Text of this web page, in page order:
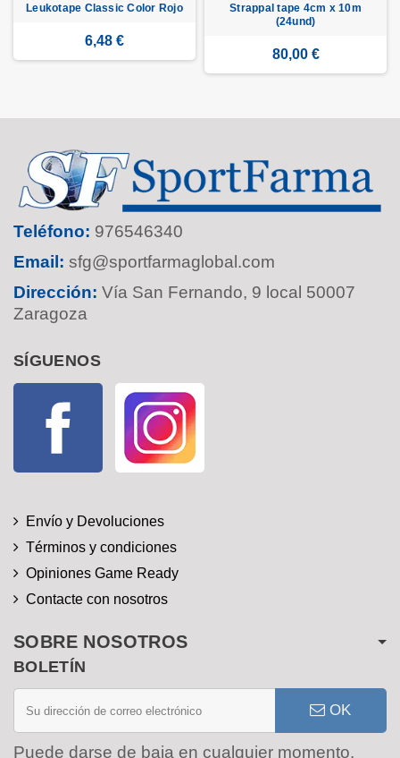
Leukotape Classic Color Rojo
6,48 €
Strappal tape 4cm x 10m
(24und)
80,00 €
Teléfono: 976546340
Email: sfg@sportfarmaglobal.com
Dirección: Vía San Fernando, 9 local 50007
Zaragoza
SÍGUENOS
Facebook
Envío y Devoluciones
Términos y condiciones
Opiniones Game Ready
Contacte con nosotros
SOBRE NOSOTROS
BOLETÍN
OK
Puede darse de baja en cualquier momento.